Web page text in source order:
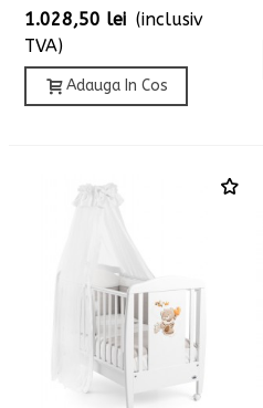
1.028,50 lei (inclusiv
TVA)
Adauga In Cos